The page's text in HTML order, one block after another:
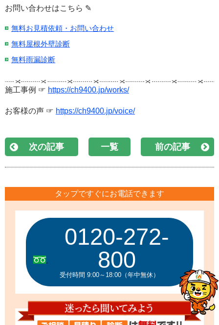
お問い合わせはこちら ✎
無料お見積依頼・お問い合わせ
無料屋根外壁診断
無料雨漏診断
施工事例 ☞ https://ch9400.jp/works/
お客様の声 ☞ https://ch9400.jp/voice/
次の記事 一覧 前の記事
タップですぐにお電話できます
0120-272-
800
受付時間 9:00～18:00（年中無休）